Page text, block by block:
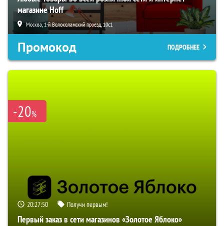
магазине Hoff
Москва, 1-й Волоколамский проезд, 10с1
Промокод ПОДРОБНЕЕ
-20%
20:27:49 Получи первым!
Первый заказ в сети магазинов «Золотое Яблоко»